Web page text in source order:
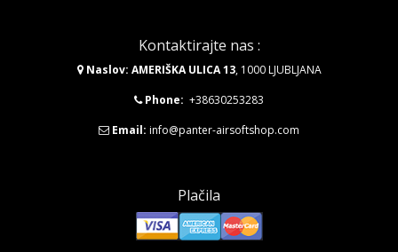
Kontaktirajte nas :
Naslov: AMERIŠKA ULICA 13, 1000 LJUBLJANA
Phone: +38630253283
Email: info@panter-airsoftshop.com
Plačila